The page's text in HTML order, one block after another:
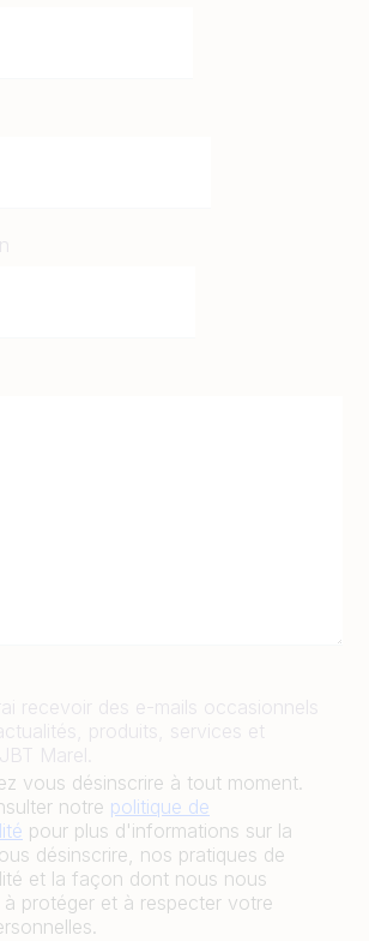
recevoir des e-mails occasionnels
produits, services et
Marel.
vous désinscrire à tout moment.
notre politique de
pour plus d'informations sur la
désinscrire, nos pratiques de
et la façon dont nous nous
à protéger et à respecter votre